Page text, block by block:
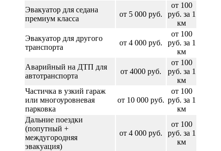
Эвакуатор для седана
премиум класса
от 5 000 руб.
от 100
руб. за 1
км
Эвакуатор для другого
транспорта
от 4 000 руб.
от 100
руб. за 1
км
Аварийный на ДТП для
автотранспорта
от 4000 руб.
от 100
руб. за 1
км
Частичка в узкий гараж
или многоуровневая
парковка
от 10 000 руб.
от 100
руб. за 1
км
Дальние поездки
(попутный +
междугородняя
эвакуация)
от 4 000 руб.
от 100
руб. за 1
км